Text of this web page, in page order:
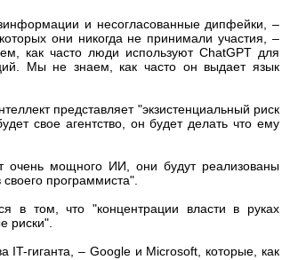
и несогласованные дипфейки, –
они никогда не принимали участия, –
как часто люди используют ChatGPT для
Мы не знаем, как часто он выдает язык
представляет "экзистенциальный риск
свое агентство, он будет делать что ему
очень мощного ИИ, они будут реализованы
программиста".
в том, что "концентрации власти в руках
риски".
гиганта, – Google и Microsoft, которые, как